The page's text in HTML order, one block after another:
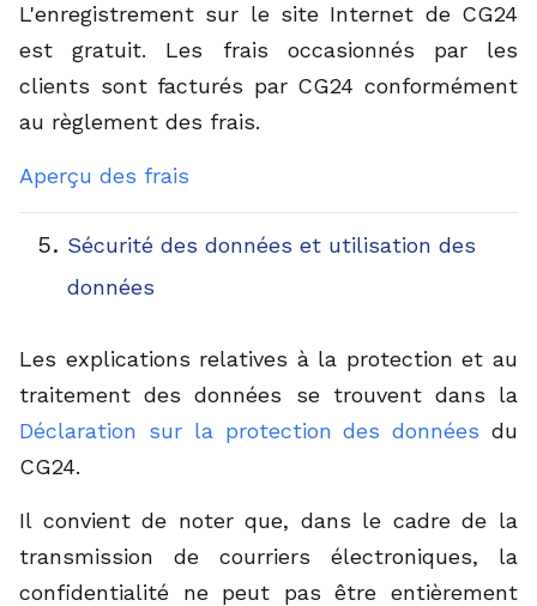
L'enregistrement sur le site Internet de CG24
est gratuit. Les frais occasionnés par les
clients sont facturés par CG24 conformément
au règlement des frais.
Aperçu des frais
Sécurité des données et utilisation des
données
Les explications relatives à la protection et au
traitement des données se trouvent dans la
Déclaration sur la protection des données du
CG24.
Il convient de noter que, dans le cadre de la
transmission de courriers électroniques, la
confidentialité ne peut pas être entièrement